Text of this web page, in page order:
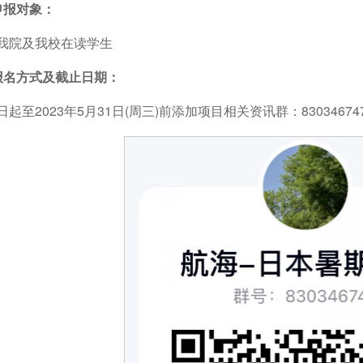
对象：
院及我校在读学生
方式及截止日期：
起至2023年5月31日(周三)前添加项目相关资讯群：